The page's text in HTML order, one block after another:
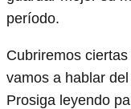
período.
Cubriremos
vamos a hablar
Prosiga leyendo